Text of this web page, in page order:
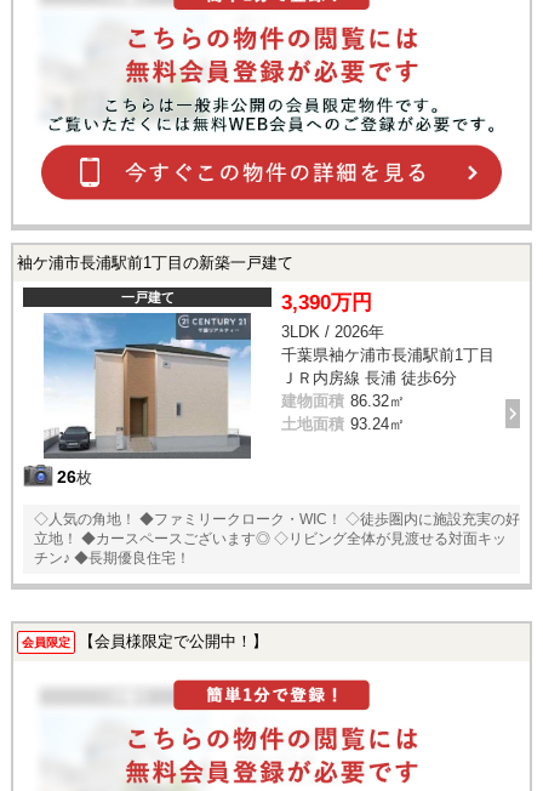
袖ケ浦市長浦駅前1丁目の新築一戸建て
一戸建て
26枚
3,390万円
3LDK / 2026年
千葉県袖ケ浦市長浦駅前1丁目
ＪＲ内房線 長浦 徒歩6分
建物面積 86.32㎡
土地面積 93.24㎡
◇人気の角地！ ◆ファミリークローク・WIC！ ◇徒歩圏内に施設充実の好
立地！ ◆カースペースございます◎ ◇リビング全体が見渡せる対面キッ
チン♪ ◆長期優良住宅！
会員限定 【会員様限定で公開中！】